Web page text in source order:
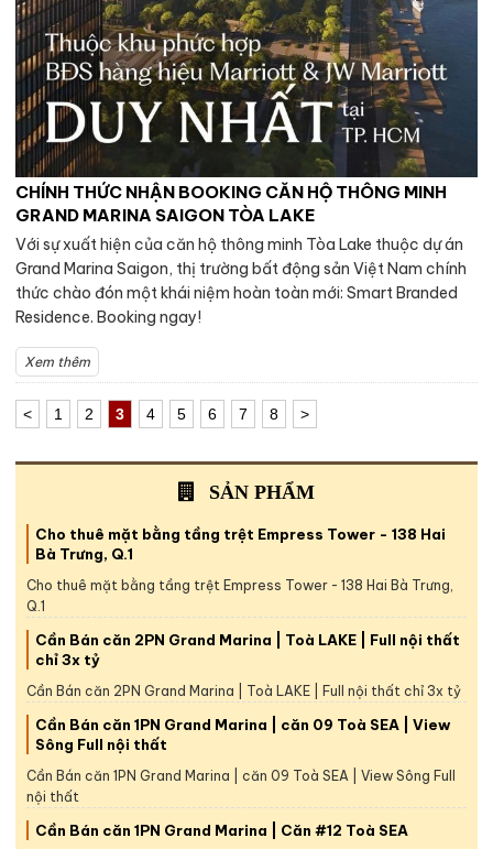
CHÍNH THỨC NHẬN BOOKING CĂN HỘ THÔNG MINH
GRAND MARINA SAIGON TÒA LAKE
Với sự xuất hiện của căn hộ thông minh Tòa Lake thuộc dự án
Grand Marina Saigon, thị trường bất động sản Việt Nam chính
thức chào đón một khái niệm hoàn toàn mới: Smart Branded
Residence. Booking ngay!
Xem thêm
< 1 2 3 4 5 6 7 8 >
SẢN PHẨM
Cho thuê mặt bằng tầng trệt Empress Tower - 138 Hai
Bà Trưng, Q.1
Cho thuê mặt bằng tầng trệt Empress Tower - 138 Hai Bà Trưng,
Q.1
Cần Bán căn 2PN Grand Marina | Toà LAKE | Full nội thất
chỉ 3x tỷ
Cần Bán căn 2PN Grand Marina | Toà LAKE | Full nội thất chỉ 3x tỷ
Cần Bán căn 1PN Grand Marina | căn 09 Toà SEA | View
Sông Full nội thất
Cần Bán căn 1PN Grand Marina | căn 09 Toà SEA | View Sông Full
nội thất
Cần Bán căn 1PN Grand Marina | Căn #12 Toà SEA